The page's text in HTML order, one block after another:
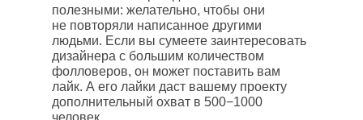
полезными: желательно, чтобы они
не повторяли написанное другими
людьми. Если вы сумеете заинтересовать
дизайнера с большим количеством
фолловеров, он может поставить вам
лайк. А его лайки даст вашему проекту
дополнительный охват в 500−1000
человек.